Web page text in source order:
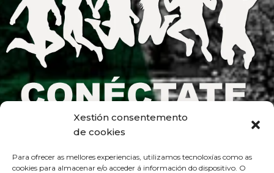
Xestión consentemento
de cookies
Para ofrecer as mellores experiencias, utilizamos tecnoloxías como as
cookies para almacenar e/o acceder á información do dispositivo. O